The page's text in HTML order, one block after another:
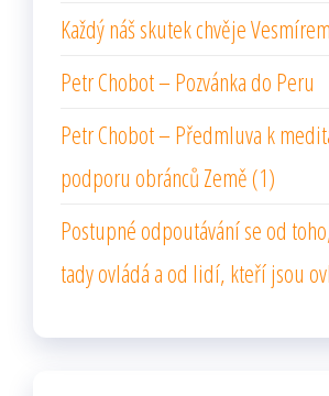
Každý náš skutek chvěje Vesmírem
Petr Chobot – Pozvánka do Peru
Petr Chobot – Předmluva k
podporu obránců Země (1)
Postupné odpoutávání se od
tady ovládá a od lidí, kteří jsou